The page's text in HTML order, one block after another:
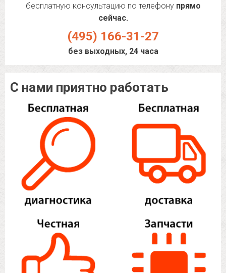
бесплатную консультацию по телефону прямо
сейчас.
(495) 166-31-27
без выходных, 24 часа
С нами приятно работать